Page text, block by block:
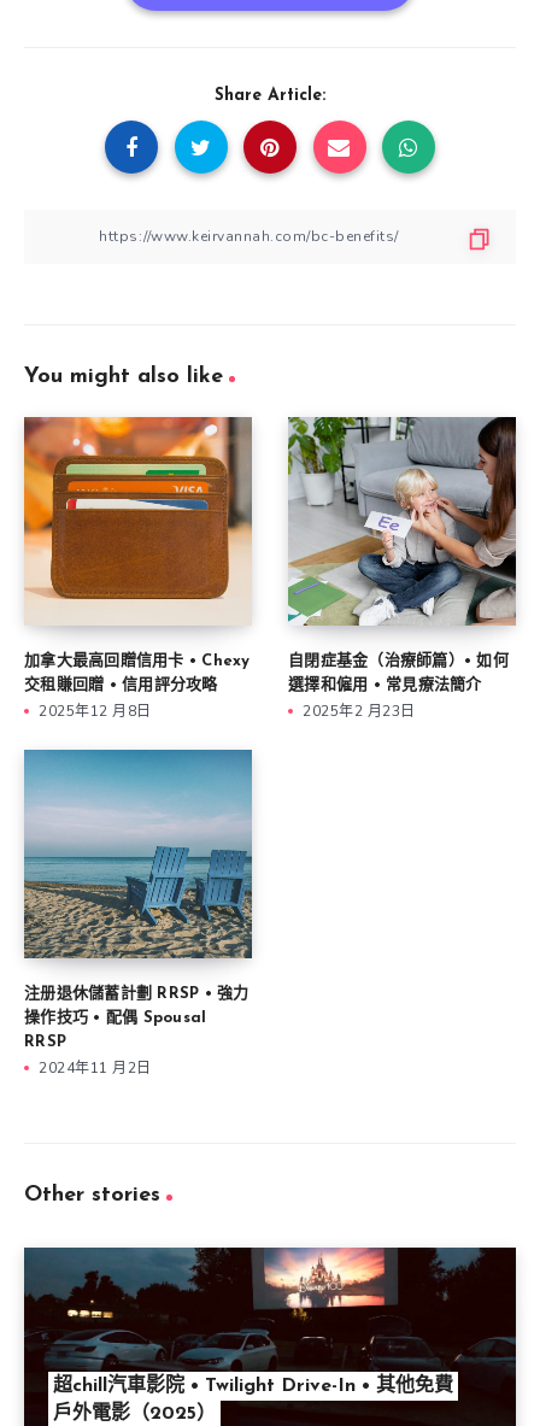
Share Article:
You might also like
加拿大最高回贈信用卡 • Chexy
交租賺回贈 • 信用評分攻略
2025年12 月8日
自閉症基金（治療師篇）• 如何
選擇和僱用 • 常見療法簡介
2025年2 月23日
注册退休儲蓄計劃 RRSP • 強力
操作技巧 • 配偶 Spousal
RRSP
2024年11 月2日
Other stories
超chill汽車影院 • Twilight Drive-In • 其他免費
戶外電影（2025）